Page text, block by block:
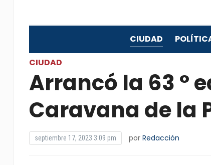
CIUDAD
CIUDAD
Arrancó la 63 °
Caravana de la
septiembre 17, 2023 3:09 pm por Redacción